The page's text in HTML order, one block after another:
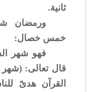
ثانية.
ورمضان
خمس خصال:
فهو شهر
قال تعالى:
القرآن هدىً